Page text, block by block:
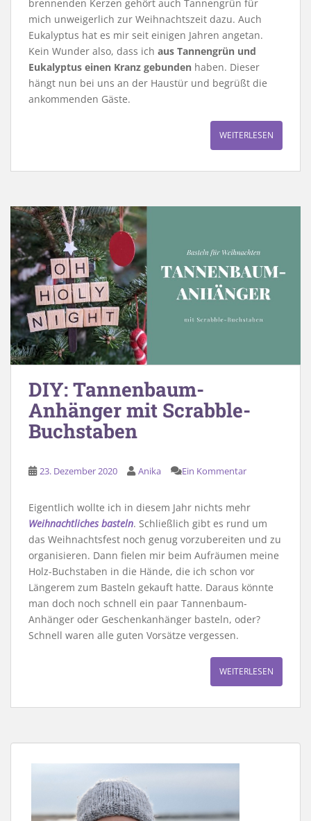
brennenden Kerzen gehört auch Tannengrün für
mich unweigerlich zur Weihnachtszeit dazu. Auch
Eukalyptus hat es mir seit einigen Jahren angetan.
Kein Wunder also, dass ich aus Tannengrün und
Eukalyptus einen Kranz gebunden haben. Dieser
hängt nun bei uns an der Haustür und begrüßt die
ankommenden Gäste.
WEITERLESEN
DIY: Tannenbaum-
Anhänger mit Scrabble-
Buchstaben
23. Dezember 2020 Anika Ein Kommentar
Eigentlich wollte ich in diesem Jahr nichts mehr
Weihnachtliches basteln. Schließlich gibt es rund um
das Weihnachtsfest noch genug vorzubereiten und zu
organisieren. Dann fielen mir beim Aufräumen meine
Holz-Buchstaben in die Hände, die ich schon vor
Längerem zum Basteln gekauft hatte. Daraus könnte
man doch noch schnell ein paar Tannenbaum-
Anhänger oder Geschenkanhänger basteln, oder?
Schnell waren alle guten Vorsätze vergessen.
WEITERLESEN